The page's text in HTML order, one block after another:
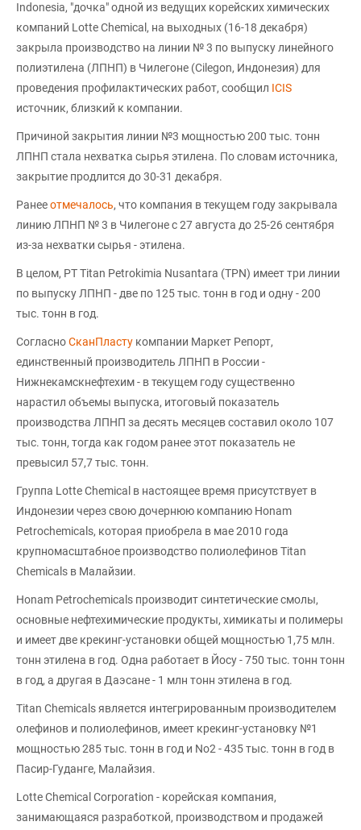
Indonesia, "дочка" одной из ведущих корейских химических
компаний Lotte Chemical, на выходных (16-18 декабря)
закрыла производство на линии № 3 по выпуску линейного
полиэтилена (ЛПНП) в Чилегоне (Cilegon, Индонезия) для
проведения профилактических работ, сообщил ICIS
источник, близкий к компании.
Причиной закрытия линии №3 мощностью 200 тыс. тонн
ЛПНП стала нехватка сырья этилена. По словам источника,
закрытие продлится до 30-31 декабря.
Ранееотмечалось, что компания в текущем году закрывала
линию ЛПНП № 3 в Чилегоне с 27 августа до 25-26 сентября
из-за нехватки сырья - этилена.
В целом, PT Titan Petrokimia Nusantara (TPN) имеет три линии
по выпуску ЛПНП - две по 125 тыс. тонн в год и одну - 200
тыс. тонн в год.
СогласноСканПласту компании Маркет Репорт,
единственный производитель ЛПНП в России -
Нижнекамскнефтехим - в текущем году существенно
нарастил объемы выпуска, итоговый показатель
производства ЛПНП за десять месяцев составил около 107
тыс. тонн, тогда как годом ранее этот показатель не
превысил 57,7 тыс. тонн.
Группа Lotte Chemical в настоящее время присутствует в
Индонезии через свою дочернюю компанию Honam
Petrochemicals, которая приобрела в мае 2010 года
крупномасштабное производство полиолефинов Titan
Chemicals в Малайзии.
Honam Petrochemicals производит синтетические смолы,
основные нефтехимические продукты, химикаты и полимеры
и имеет две крекинг-установки общей мощностью 1,75 млн.
тонн этилена в год. Одна работает в Йосу - 750 тыс. тонн тонн
в год, а другая в Даэсане - 1 млн тонн этилена в год.
Titan Chemicals является интегрированным производителем
олефинов и полиолефинов, имеет крекинг-установку №1
мощностью 285 тыс. тонн в год и No2 - 435 тыс. тонн в год в
Пасир-Гуданге, Малайзия.
Lotte Chemical Corporation - корейская компания,
занимающаяся разработкой, производством и продажей